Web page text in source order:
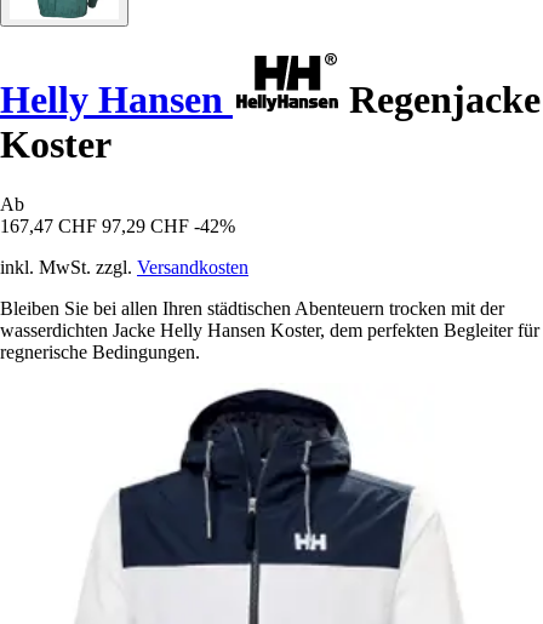
Helly Hansen
Regenjacke
Koster
Ab
167,47 CHF 97,29 CHF -42%
inkl. MwSt. zzgl. Versandkosten
Bleiben Sie bei allen Ihren städtischen Abenteuern trocken mit der
wasserdichten Jacke Helly Hansen Koster, dem perfekten Begleiter für
regnerische Bedingungen.